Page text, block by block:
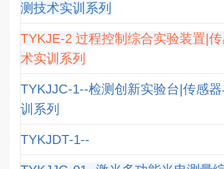
测技术实训系列
TYKJE-2 过程控制综合实验装置|
术实训系列
TYKJJC-1--检测创新实验台|传感
训系列
TYKJDT-1--